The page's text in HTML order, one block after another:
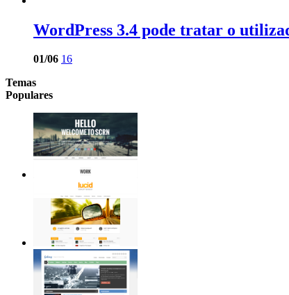
WordPress 3.4 pode tratar o
01/06 16
Temas
Populares